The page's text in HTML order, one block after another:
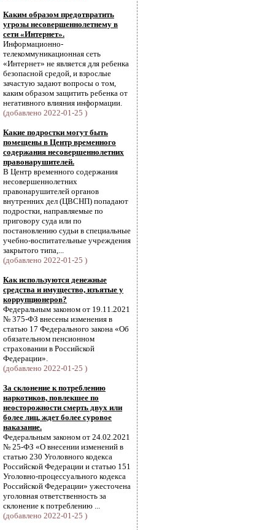
Каким образом предотвратить
угрозы несовершеннолетнему в
сети «Интернет».
Информационно-
телекоммуникационная сеть
«Интернет» не является для ребенка
безопасной средой, и взрослые
зачастую задают вопросы о том,
каким образом защитить ребенка от
негативного влияния информации.
(добавлено 2022-01-25 )
Какие подростки могут быть
помещены в Центр временного
содержания несовершеннолетних
правонарушителей.
В Центр временного содержания
несовершеннолетних
правонарушителей органов
внутренних дел (ЦВСНП) попадают
подростки, направляемые по
приговору суда или по
постановлению судьи в специальные
учебно-воспитательные учреждения
закрытого типа,...
(добавлено 2022-01-25 )
Как используются денежные
средства и имущество, изъятые у
коррупционеров?
Федеральным законом от 19.11.2021
№ 375-ФЗ внесены изменения в
статью 17 Федерального закона «Об
обязательном пенсионном
страховании в Российской
Федерации».
(добавлено 2022-01-25 )
За склонение к потреблению
наркотиков, повлекшее по
неосторожности смерть двух или
более лиц, ждет более суровое
наказание.
Федеральным законом от 24.02.2021
№ 25-ФЗ «О внесении изменений в
статью 230 Уголовного кодекса
Российской Федерации и статью 151
Уголовно-процессуального кодекса
Российской Федерации» ужесточена
уголовная ответственность за
склонение к потреблению ...
(добавлено 2022-01-25 )